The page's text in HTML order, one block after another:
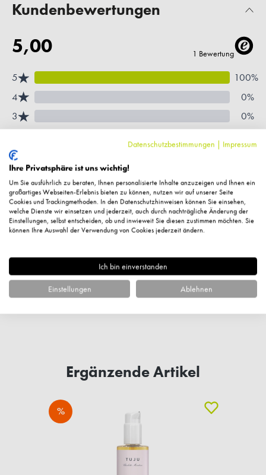
Kundenbewertungen
Fragen zum Artikel?
Ergänzende Artikel
%
Datenschutzbestimmungen | Impressum
Ihre Privatsphäre ist uns wichtig!
Um Sie ausführlich zu beraten, Ihnen personalisierte Inhalte anzuzeigen und Ihnen ein
großartiges Webseiten-Erlebnis bieten zu können, nutzen wir auf unserer Seite
Cookies und Trackingmethoden. In den Datenschutzhinweisen können Sie einsehen,
welche Dienste wir einsetzen und jederzeit, auch durch nachträgliche Änderung der
Einstellungen, selbst entscheiden, ob und inwieweit Sie diesen zustimmen möchten. Sie
können Ihre Auswahl der Verwendung von Cookies jederzeit ändern.
Ich bin einverstanden
Einstellungen Ablehnen